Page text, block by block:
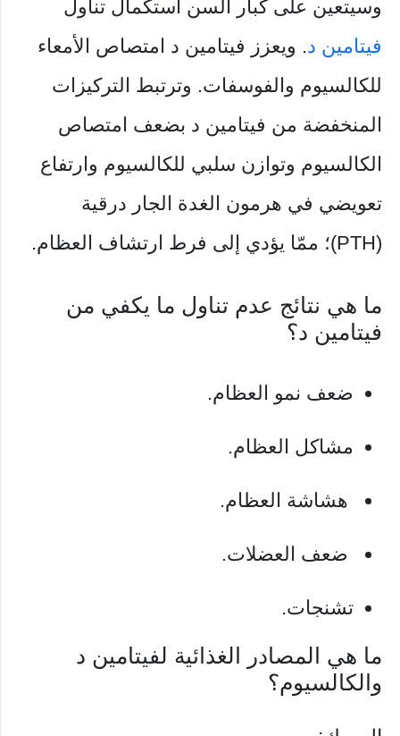
وسيتعين على كبار السن استكمال تناول
فيتامين د. ويعزز فيتامين د امتصاص الأمعاء
للكالسيوم والفوسفات. وترتبط التركيزات
المنخفضة من فيتامين د بضعف امتصاص
الكالسيوم وتوازن سلبي للكالسيوم وارتفاع
تعويضي في هرمون الغدة الجار درقية
(PTH)؛ ممّا يؤدي إلى فرط ارتشاف العظام.
ما هي نتائج عدم تناول ما يكفي من
فيتامين د؟
ضعف نمو العظام.
مشاكل العظام.
هشاشة العظام.
ضعف العضلات.
تشنجات.
ما هي المصادر الغذائية لفيتامين د
والكالسيوم؟